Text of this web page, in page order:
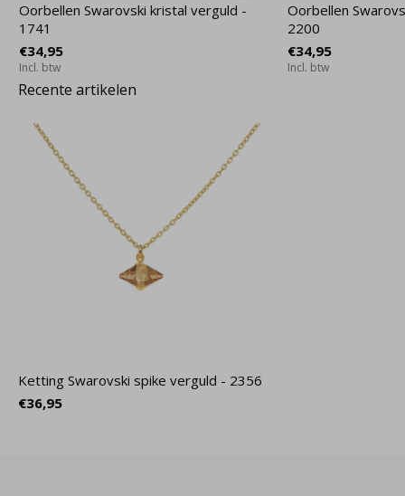
Oorbellen Swarovski kristal verguld -
1741
€34,95
Incl. btw
Oorbellen
2200
€34,95
Incl. btw
Recente artikelen
Ketting Swarovski spike verguld - 2356
€36,95